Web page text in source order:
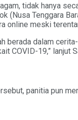
tidak hanya
(Nusa Tenggara
online meski
berada dalam
COVID-19,” lanjut
panitia pun